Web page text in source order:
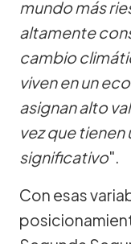
mundo más
altamente
cambio
viven en un
asignan alto
vez que
significativo".
Con esas